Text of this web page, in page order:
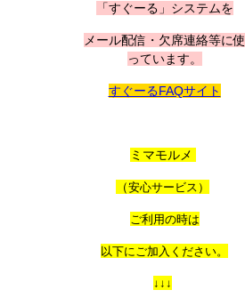
「すぐーる」システムを
メール配信・欠席連絡等に使
っています。
すぐーるFAQサイト
ミマモルメ
（安心サービス）
ご利用の時は
以下にご加入ください。
↓↓↓